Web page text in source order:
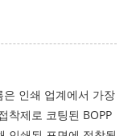
은 인쇄 업계에서 가장
착제로 코팅된 BOPP